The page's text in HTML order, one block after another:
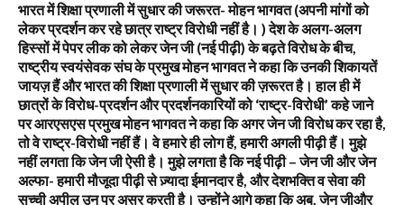
भारत में शिक्षा प्रणाली में सुधार की जरूरत- मोहन भागवत (अपनी मांगों को
लेकर प्रदर्शन कर रहे छात्र राष्ट्र विरोधी नहीं है। ) देश के अलग-अलग
हिस्सों में पेपर लीक को लेकर जेन जी (नई पीढ़ी) के बढ़ते विरोध के बीच,
राष्ट्रीय स्वयंसेवक संघ के प्रमुख मोहन भागवत ने कहा कि उनकी शिकायतें
जायज़ हैं और भारत की शिक्षा प्रणाली में सुधार की ज़रूरत है। हाल ही में
छात्रों के विरोध-प्रदर्शन और प्रदर्शनकारियों को ‘राष्ट्र-विरोधी’ कहे जाने
पर आरएसएस प्रमुख मोहन भागवत ने कहा कि अगर जेन जी विरोध कर रहा है,
तो वे राष्ट्र-विरोधी नहीं हैं। वे हमारे ही लोग हैं, हमारी अगली पीढ़ी हैं। मुझे
नहीं लगता कि जेन जी ऐसी है। मुझे लगता है कि नई पीढ़ी – जेन जी और जेन
अल्फा- हमारी मौजूदा पीढ़ी से ज़्यादा ईमानदार है, और देशभक्ति व सेवा की
सच्ची अपील उन पर असर करती है। उन्होंने आगे कहा कि अब, जेन जीऔर